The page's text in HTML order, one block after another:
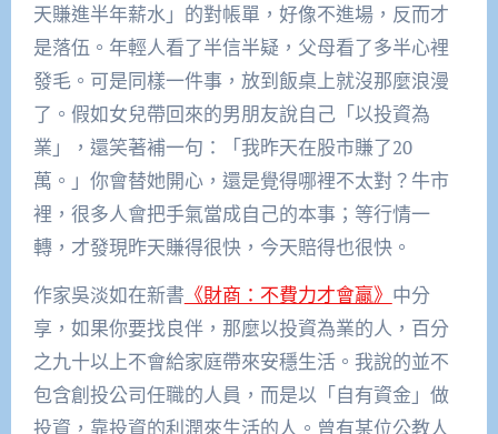
天賺進半年薪水」的對帳單，好像不進場，反而才
是落伍。年輕人看了半信半疑，父母看了多半心裡
發毛。可是同樣一件事，放到飯桌上就沒那麼浪漫
了。假如女兒帶回來的男朋友說自己「以投資為
業」，還笑著補一句：「我昨天在股市賺了20
萬。」你會替她開心，還是覺得哪裡不太對？牛市
裡，很多人會把手氣當成自己的本事；等行情一
轉，才發現昨天賺得很快，今天賠得也很快。
作家吳淡如在新書 《財商：不費力才會贏》 中分
享，如果你要找良伴，那麼以投資為業的人，百分
之九十以上不會給家庭帶來安穩生活。我說的並不
包含創投公司任職的人員，而是以「自有資金」做
投資，靠投資的利潤來生活的人。曾有某位公教人